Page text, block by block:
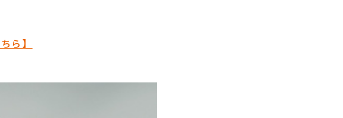
ら】